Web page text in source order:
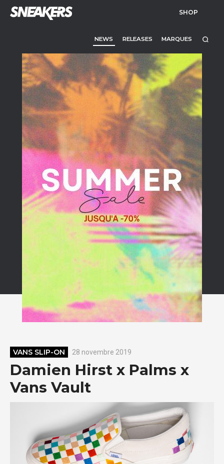
SHOP
NEWS RELEASES MARQUES
VANS SLIP-ON 28 novembre 2019
Damien Hirst x Palms x
Vans Vault